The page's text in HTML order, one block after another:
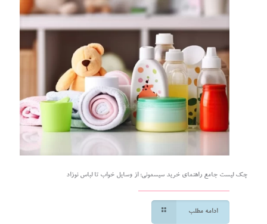
چک لیست جامع راهنمای خرید سیسمونی؛ از وسایل خواب تا لباس نوزاد
ادامه مطلب